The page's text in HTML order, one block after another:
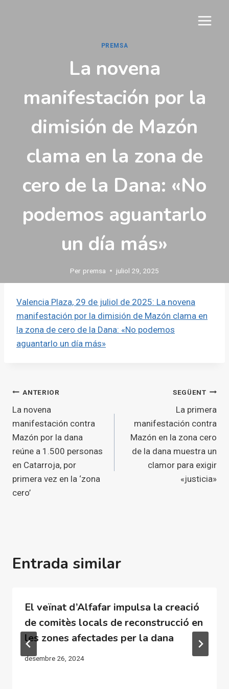
PREMSA
La novena
manifestación por la
dimisión de Mazón
clama en la zona de
cero de la Dana: «No
podemos aguantarlo
un día más»
Per premsa juliol 29, 2025
Valencia Plaza, 29 de juliol de 2025: La novena
manifestación por la dimisión de Mazón clama en
la zona de cero de la Dana: «No podemos
aguantarlo un día más»
Navegació
d'entrades
ANTERIOR
La novena
manifestación contra
Mazón por la dana
reúne a 1.500 personas
en Catarroja, por
primera vez en la ‘zona
cero’
SEGÜENT
La primera
manifestación contra
Mazón en la zona cero
de la dana muestra un
clamor para exigir
«justicia»
Entrada similar
El veïnat d’Alfafar impulsa la creació
de comitès locals de reconstrucció en
les zones afectades per la dana
desembre 26, 2024